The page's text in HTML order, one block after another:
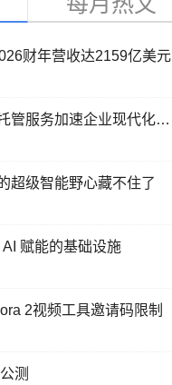
财年营收达2159亿美元
服务加速企业现代化进程
超级智能野心藏不住了
赋能的基础设施
2视频工具邀请码限制
测